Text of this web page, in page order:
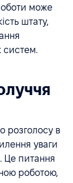
може
штату,
систем.
розголосу в
уваги
Це питання
роботою,